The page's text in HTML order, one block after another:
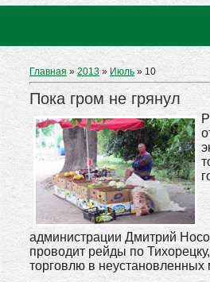
Главная »2013 » Июль » 10
Пока гром не грянул
администрации Дмитрий
проводит рейды по
торговлю в неустановленных